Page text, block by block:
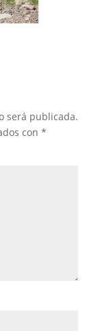
será publicada.
con *